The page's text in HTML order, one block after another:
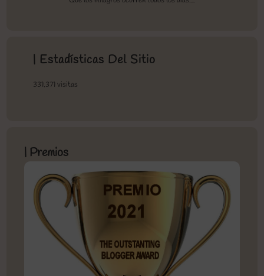
| Estadísticas Del Sitio
331.371 visitas
| Premios